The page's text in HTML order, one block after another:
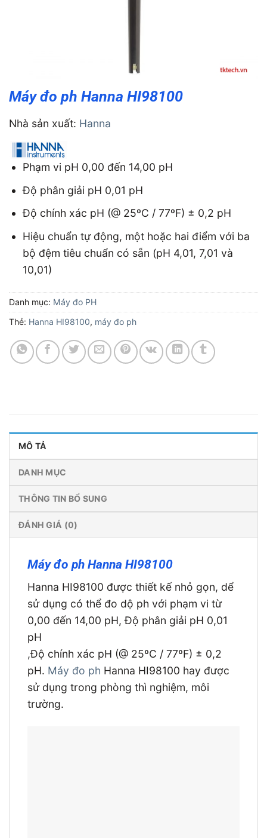
Máy đo ph Hanna HI98100
Nhà sản xuất: Hanna
Phạm vi pH 0,00 đến 14,00 pH
Độ phân giải pH 0,01 pH
Độ chính xác pH (@ 25ºC / 77ºF) ± 0,2 pH
Hiệu chuẩn tự động, một hoặc hai điểm với ba
bộ đệm tiêu chuẩn có sẵn (pH 4,01, 7,01 và
10,01)
Danh mục: Máy đo PH
Thẻ: Hanna HI98100, máy đo ph
MÔ TẢ
DANH MỤC
THÔNG TIN BỔ SUNG
ĐÁNH GIÁ (0)
Máy đo ph Hanna HI98100
Hanna HI98100 được thiết kế nhỏ gọn, dể
sử dụng có thể đo dộ ph với phạm vi từ
0,00 đến 14,00 pH, Độ phân giải pH 0,01
pH
,Độ chính xác pH (@ 25ºC / 77ºF) ± 0,2
pH. Máy đo ph Hanna HI98100 hay được
sử dụng trong phòng thì nghiệm, môi
trường.